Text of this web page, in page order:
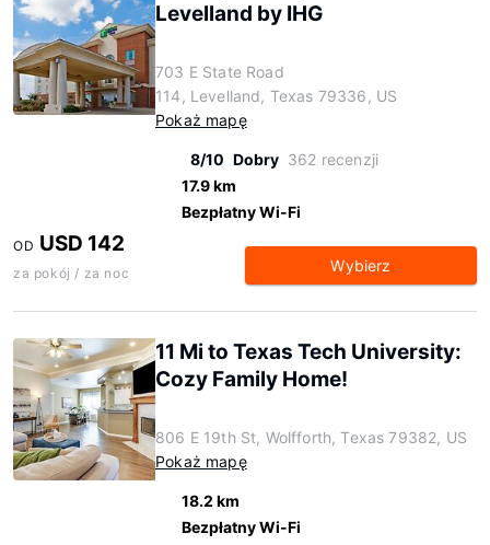
Levelland by IHG
703 E State Road
114, Levelland, Texas 79336, US
Pokaż mapę
8/10 Dobry 362 recenzji
17.9 km
Bezpłatny Wi-Fi
OD USD 142
za pokój / za noc Wybierz
11 Mi to Texas Tech University:
Cozy Family Home!
806 E 19th St, Wolfforth, Texas 79382, US
Pokaż mapę
18.2 km
Bezpłatny Wi-Fi